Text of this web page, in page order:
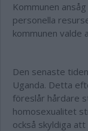
Kommunen
personella
kommunen
Den senaste
Uganda. Detta
föreslår hårdare
homosexualitet
också skyldiga